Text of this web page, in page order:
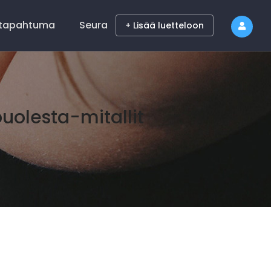
Seura + Lisää luetteloon
mitallit